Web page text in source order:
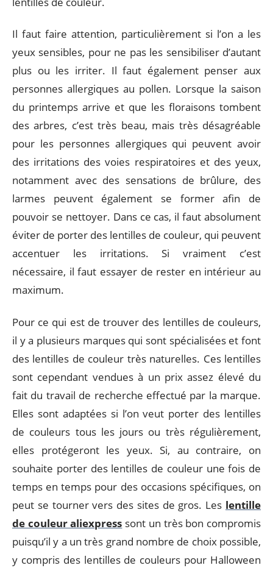
Il faut faire attention, particulièrement si l’on a les
yeux sensibles, pour ne pas les sensibiliser d’autant
plus ou les irriter. Il faut également penser aux
personnes allergiques au pollen. Lorsque la saison
du printemps arrive et que les floraisons tombent
des arbres, c’est très beau, mais très désagréable
pour les personnes allergiques qui peuvent avoir
des irritations des voies respiratoires et des yeux,
notamment avec des sensations de brûlure, des
larmes peuvent également se former afin de
pouvoir se nettoyer. Dans ce cas, il faut absolument
éviter de porter des lentilles de couleur, qui peuvent
accentuer les irritations. Si vraiment c’est
nécessaire, il faut essayer de rester en intérieur au
maximum.
Pour ce qui est de trouver des lentilles de couleurs,
il y a plusieurs marques qui sont spécialisées et font
des lentilles de couleur très naturelles. Ces lentilles
sont cependant vendues à un prix assez élevé du
fait du travail de recherche effectué par la marque.
Elles sont adaptées si l’on veut porter des lentilles
de couleurs tous les jours ou très régulièrement,
elles protégeront les yeux. Si, au contraire, on
souhaite porter des lentilles de couleur une fois de
temps en temps pour des occasions spécifiques, on
peut se tourner vers des sites de gros. Les lentille
de couleur aliexpress sont un très bon compromis
puisqu’il y a un très grand nombre de choix possible,
y compris des lentilles de couleurs pour Halloween